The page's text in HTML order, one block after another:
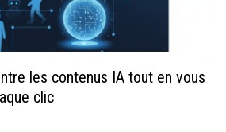
les contenus IA tout en vous
clic